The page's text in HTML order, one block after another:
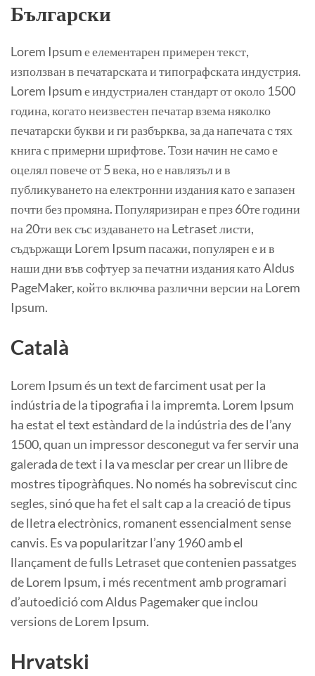
Български
Lorem Ipsum е елементарен примерен текст,
използван в печатарската и типографската индустрия.
Lorem Ipsum е индустриален стандарт от около 1500
година, когато неизвестен печатар взема няколко
печатарски букви и ги разбърква, за да напечата с тях
книга с примерни шрифтове. Този начин не само е
оцелял повече от 5 века, но е навлязъл и в
публикуването на електронни издания като е запазен
почти без промяна. Популяризиран е през 60те години
на 20ти век със издаването на Letraset листи,
съдържащи Lorem Ipsum пасажи, популярен е и в
наши дни във софтуер за печатни издания като Aldus
PageMaker, който включва различни версии на Lorem
Ipsum.
Català
Lorem Ipsum és un text de farciment usat per la
indústria de la tipografia i la impremta. Lorem Ipsum
ha estat el text estàndard de la indústria des de l’any
1500, quan un impressor desconegut va fer servir una
galerada de text i la va mesclar per crear un llibre de
mostres tipogràfiques. No només ha sobreviscut cinc
segles, sinó que ha fet el salt cap a la creació de tipus
de lletra electrònics, romanent essencialment sense
canvis. Es va popularitzar l’any 1960 amb el
llançament de fulls Letraset que contenien passatges
de Lorem Ipsum, i més recentment amb programari
d’autoedició com Aldus Pagemaker que inclou
versions de Lorem Ipsum.
Hrvatski